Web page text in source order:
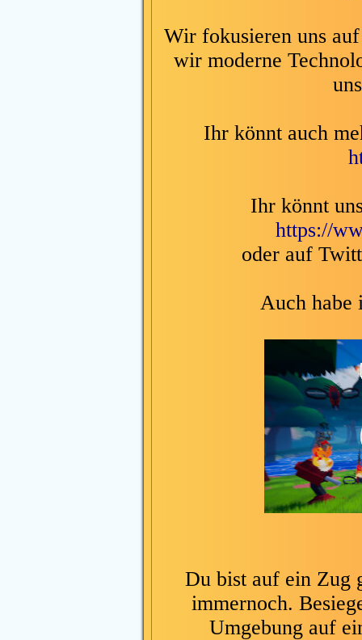
Wir fokusieren uns
wir moderne
Ihr könnt auch
Ihr könnt
https://
oder auf
Auch habe
Du bist auf ein Zug
immernoch.
Umgebung auf